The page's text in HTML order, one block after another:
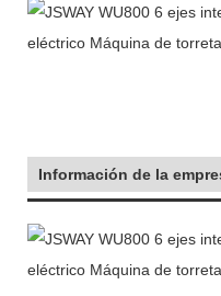
Información de la